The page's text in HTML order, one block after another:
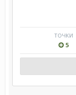
ТОЧКИ
5